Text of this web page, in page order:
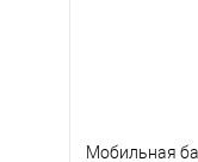
Мобильная